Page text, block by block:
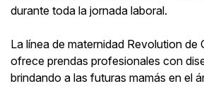
durante toda la jornada laboral.
La línea de maternidad Revolution de
ofrece prendas profesionales con
brindando a las futuras mamás en el